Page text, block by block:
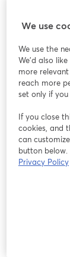
Si te interesa
puedes perder.
We use
We use the
We'd also
more
reach more
set only if
If you close
cookies, and
can
button
Privacy Policy